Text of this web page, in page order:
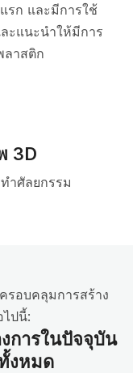
รก และมีการใช้
ะแนะนำให้มีการ
ลาสติก
3D
ำศัลยกรรม
รอบคลุมการสร้าง
ไปนี้:
การในปัจจุบัน
งหมด